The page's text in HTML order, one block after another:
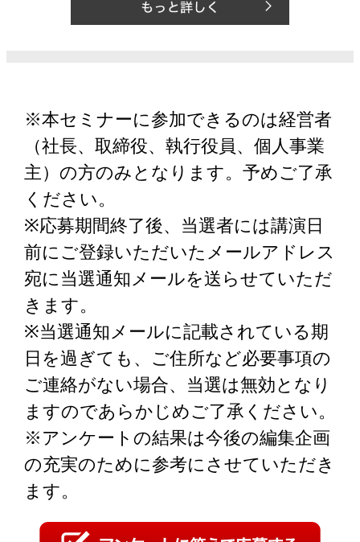
※本セミナーに参加できるのは経営者
（社長、取締役、執行役員、個人事業
主）の方のみとなります。予めご了承
ください。
※応募期間終了後、当選者には講演日
前にご登録いただいたメールアドレス
宛に当選通知メールを送らせていただ
きます。
※当選通知メールに記載されている期
日を過ぎても、ご住所など必要事項の
ご連絡がない場合、当選は無効となり
ますのであらかじめご了承ください。
※アンケートの結果は今後の編集企画
の充実のために参考にさせていただき
ます。